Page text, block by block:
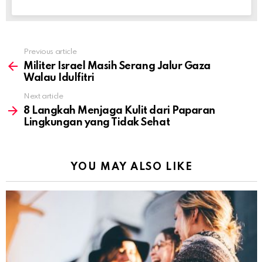
more
Previous article
Militer Israel Masih Serang Jalur Gaza
Walau Idulfitri
Next article
8 Langkah Menjaga Kulit dari Paparan
Lingkungan yang Tidak Sehat
YOU MAY ALSO LIKE